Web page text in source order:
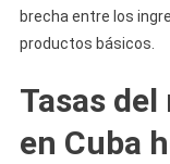
brecha entre los
productos básicos.
Tasas
en Cuba